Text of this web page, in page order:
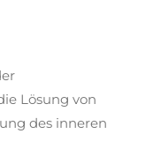
Lösung von
des inneren